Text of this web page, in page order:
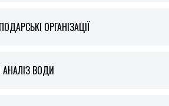
ОРГАНІЗАЦІЇ
АНАЛІЗ ВОДИ